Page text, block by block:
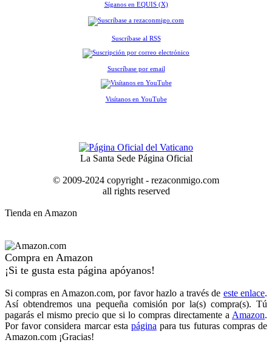
Síganos en EQUIS (X)
Suscríbase al RSS
Suscríbase por email
Visítanos en YouTube
La Santa Sede Página Oficial
© 2009-2024 copyright - rezaconmigo.com
all rights reserved
Tienda en Amazon
Compra en Amazon
¡Si te gusta esta página apóyanos!
Si compras en Amazon.com, por favor hazlo a través de este enlace.
Así obtendremos una pequeña comisión por la(s) compra(s). Tú
pagarás el mismo precio que si lo compras directamente a Amazon.
Por favor considera marcar esta página para tus futuras compras de
Amazon.com ¡Gracias!